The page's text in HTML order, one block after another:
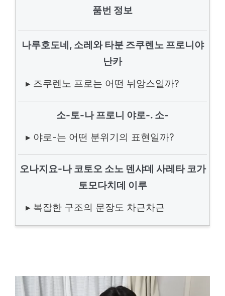
품번 정보
나루호도네, 소레와 타분 즈쿠렌노 프로니야
난카
▸ 즈쿠렌노 프로는 어떤 뉘앙스일까?
소-토-나 프로니 야로-. 소-
▸ 야로-는 어떤 분위기의 표현일까?
오나지요-나 코토오 소노 덴샤데 사레타 코가
토모다치데 이루
▸ 복잡한 구조의 문장도 차근차근